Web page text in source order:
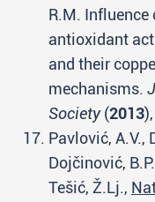
R.M. Influence
antioxidant
and their
mechanisms.
Society(2013
Pavlović, A.V.,
Dojčinović,
Tešić, Ž.Lj.,